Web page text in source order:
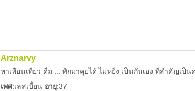
Arznarvy
หาเพื่อนเที่ยว ดื่ม ... ทักมาคุยได้ ไม่หยิ่ง เป็นกันเอง ที่สำคัญเป็น
เพศ:เลสเบี้ยน อายุ:37